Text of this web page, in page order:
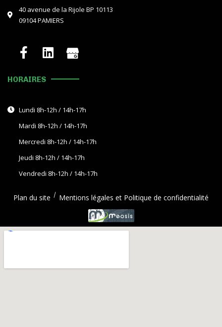
40 avenue de la Rijole BP 10113
09104 PAMIERS
HORAIRES
Lundi 8h-12h / 14h-17h
Mardi 8h-12h / 14h-17h
Mercredi 8h-12h / 14h-17h
Jeudi 8h-12h / 14h-17h
Vendredi 8h-12h / 14h-17h
Plan du site Mentions légales et Politique de confidentialité